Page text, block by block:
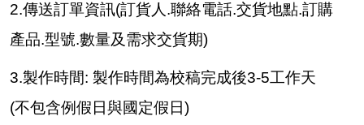
2.傳送訂單資訊(訂貨人.聯絡電話.交貨地點.訂購
產品.型號.數量及需求交貨期)
3.製作時間: 製作時間為校稿完成後3-5工作天
(不包含例假日與國定假日)